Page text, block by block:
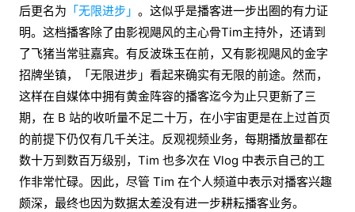
后更名为 「无限进步」 。这似乎是播客进一步出圈的有力证
明。这档播客除了由影视飓风的主心骨Tim主持外，还请到
了飞猪当常驻嘉宾。有反波珠玉在前，又有影视飓风的金字
招牌坐镇，「无限进步」看起来确实有无限的前途。然而，
这样在自媒体中拥有黄金阵容的播客迄今为止只更新了三
期，在 B 站的收听量不足二十万，在小宇宙更是在上过首页
的前提下仍仅有几千关注。反观视频业务，每期播放量都在
数十万到数百万级别，Tim 也多次在 Vlog 中表示自己的工
作非常忙碌。因此，尽管 Tim 在个人频道中表示对播客兴趣
颇深，最终也因为数据太差没有进一步耕耘播客业务。